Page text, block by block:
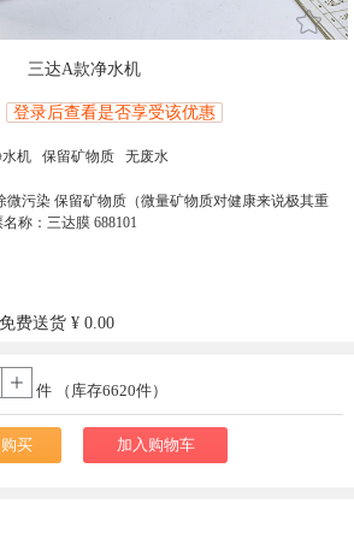
󰄔
三达A款净水机
登录后查看是否享受该优惠
水机 保留矿物质 无废水
微污染 保留矿物质（微量矿物质对健康来说极其重
称：三达膜 688101
费送货 ¥ 0.00
件 （库存6620件）
买 加入购物车